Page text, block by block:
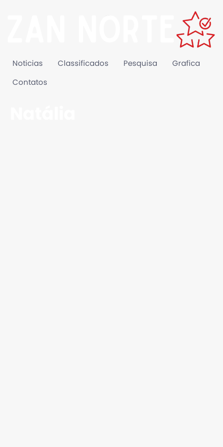
Noticias Classificados Pesquisa Grafica
Contatos